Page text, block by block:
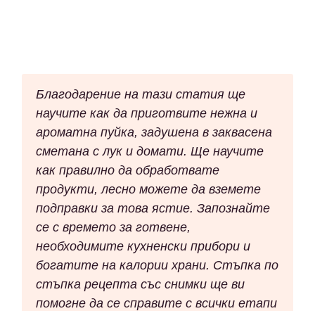
Благодарение на тази статия ще
научите как да приготвите нежна и
ароматна пуйка, задушена в заквасена
сметана с лук и домати. Ще научите
как правилно да обработвате
продукти, лесно можете да вземете
подправки за това ястие. Запознайте
се с времето за готвене,
необходимите кухненски прибори и
богатите на калории храни. Стъпка по
стъпка рецепта със снимки ще ви
помогне да се справите с всички етапи